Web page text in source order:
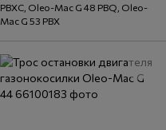
PBXC, Oleo-Mac G 48 PBQ, Oleo-
Mac G 53 PBX